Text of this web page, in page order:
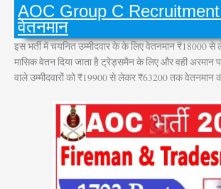
AOC Group C
वेतनमान
इस भर्ती में चयनित उम्मीदवार के के लिए वेतनमान ₹18000
मासिक वेतन दिया जाता है ट्रेड्समैन के लिए और वही अरमान
वाले उम्मीदवारों को ₹19900 से लेकर ₹63200 तक वेतनमान